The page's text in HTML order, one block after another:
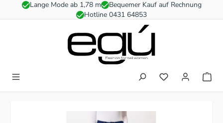
Zum Hauptinhalt springen
Lange Mode ab 1,78 m
Bequemer Kauf auf Rechnung
Hotline 0431 64853
Du hast 0